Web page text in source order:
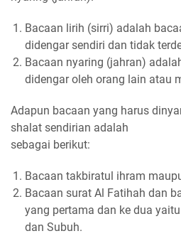
Bacaan lirih (sirri) adalah
didengar sendiri dan tidak
Bacaan nyaring (jahran)
didengar oleh orang lain atau
Adapun bacaan yang harus
shalat sendirian adalah
sebagai berikut:
Bacaan takbiratul ihram
Bacaan surat Al Fatihah dan
yang pertama dan ke dua
dan Subuh.